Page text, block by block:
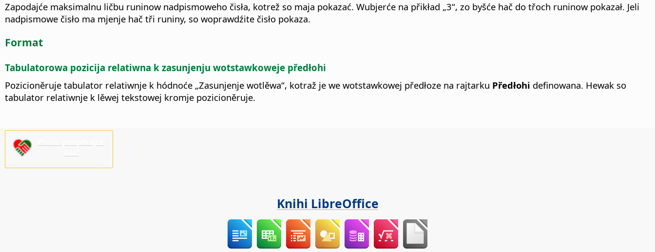
Zapodajće maksimalnu ličbu runinow nadpismoweho čisła, kotrež so maja pokazać. Wubjerće na přikład „3“, zo byšće hač do třoch runinow pokazał. Jeli
nadpismowe čisło ma mjenje hač tři runiny, so woprawdźite čisło pokaza.
Format
Tabulatorowa pozicija relatiwna k zasunjenju wotstawkoweje předłohi
Pozicioněruje tabulator relatiwnje k hódnoće „Zasunjenje wotlěwa“, kotraž je we wotstawkowej předłoze na rajtarku Předłohi definowana. Hewak so
tabulator relatiwnje k lěwej tekstowej kromje pozicioněruje.
Knihi LibreOffice